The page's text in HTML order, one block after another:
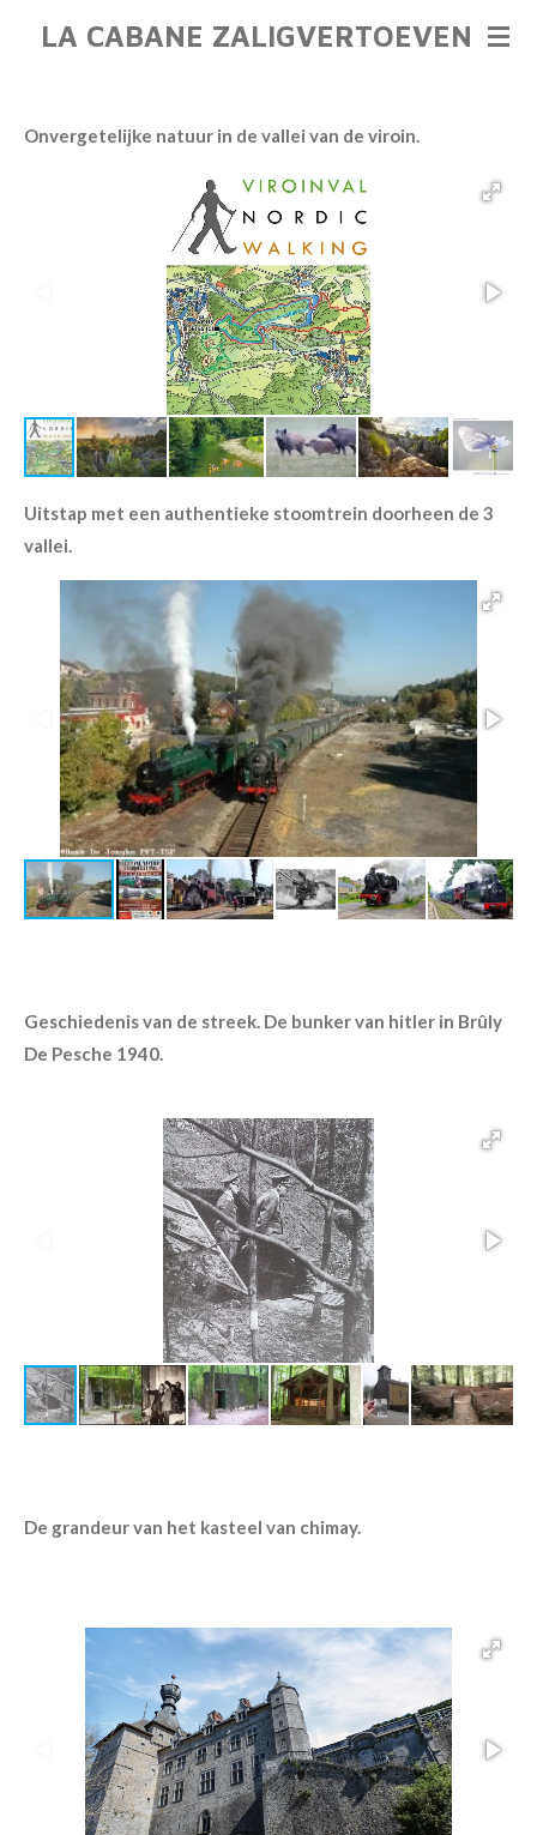
LA CABANE ZALIGVERTOEVEN
Onvergetelijke natuur in de vallei van de viroin.
Uitstap met een authentieke stoomtrein doorheen de 3
vallei.
Geschiedenis van de streek. De bunker van hitler in Brûly
De Pesche 1940.
De grandeur van het kasteel van chimay.